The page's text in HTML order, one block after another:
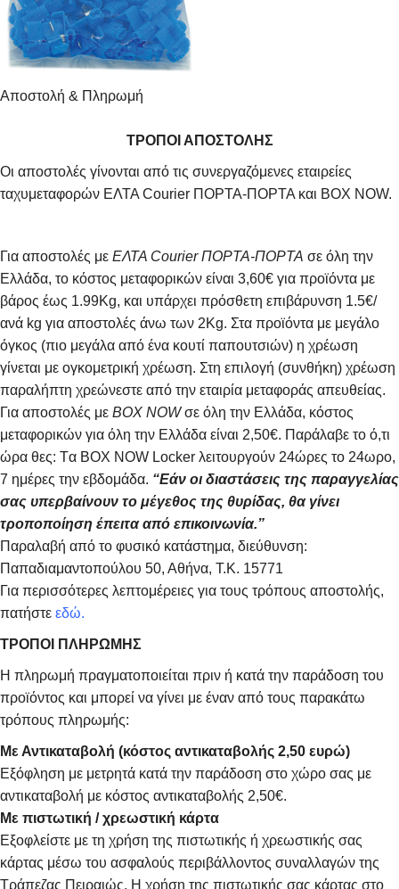
Αποστολή & Πληρωμή
ΤΡΟΠΟΙ ΑΠΟΣΤΟΛΗΣ
Οι αποστολές γίνονται από τις συνεργαζόμενες εταιρείες
ταχυμεταφορών ΕΛΤΑ Courier ΠΟΡΤΑ-ΠΟΡΤΑ και BOX NOW.
Για αποστολές με ΕΛΤΑ Courier ΠΟΡΤΑ-ΠΟΡΤΑ σε όλη την
Ελλάδα, το κόστος μεταφορικών είναι 3,60€ για προϊόντα με
βάρος έως 1.99Kg, και υπάρχει πρόσθετη επιβάρυνση 1.5€/
ανά kg για αποστολές άνω των 2Κg. Στα προϊόντα με μεγάλο
όγκος (πιο μεγάλα από ένα κουτί παπουτσιών) η χρέωση
γίνεται με ογκομετρική χρέωση. Στη επιλογή (συνθήκη) χρέωση
παραλήπτη χρεώνεστε από την εταιρία μεταφοράς απευθείας.
Για αποστολές με BOX NOWσε όλη την Ελλάδα, κόστος
μεταφορικών για όλη την Ελλάδα είναι 2,50€. Παράλαβε το ό,τι
ώρα θες: Tα ΒΟΧ ΝΟW Locker λειτουργούν 24ώρες το 24ωρο,
7 ημέρες την εβδομάδα. “Εάν οι διαστάσεις της παραγγελίας
σας υπερβαίνουν το μέγεθος της θυρίδας, θα γίνει
τροποποίηση έπειτα από επικοινωνία.”
Παραλαβή από το φυσικό κατάστημα, διεύθυνση:
Παπαδιαμαντοπούλου 50, Αθήνα, Τ.Κ. 15771
Για περισσότερες λεπτομέρειες για τους τρόπους αποστολής,
πατήστε εδώ.
ΤΡΟΠΟΙ ΠΛΗΡΩΜΗΣ
Η πληρωμή πραγματοποιείται πριν ή κατά την παράδοση του
προϊόντος και μπορεί να γίνει με έναν από τους παρακάτω
τρόπους πληρωμής:
Με Αντικαταβολή (κόστος αντικαταβολής 2,50 ευρώ)
Εξόφληση με μετρητά κατά την παράδοση στο χώρο σας με
αντικαταβολή με κόστος αντικαταβολής 2,50€.
Με πιστωτική / χρεωστική κάρτα
Εξοφλείστε με τη χρήση της πιστωτικής ή χρεωστικής σας
κάρτας μέσω του ασφαλούς περιβάλλοντος συναλλαγών της
Τράπεζας Πειραιώς. Η χρήση της πιστωτικής σας κάρτας στο